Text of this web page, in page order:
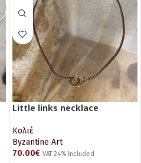
Little links necklace
Κολιέ
Byzantine Art
70.00€ VAT 24% Included